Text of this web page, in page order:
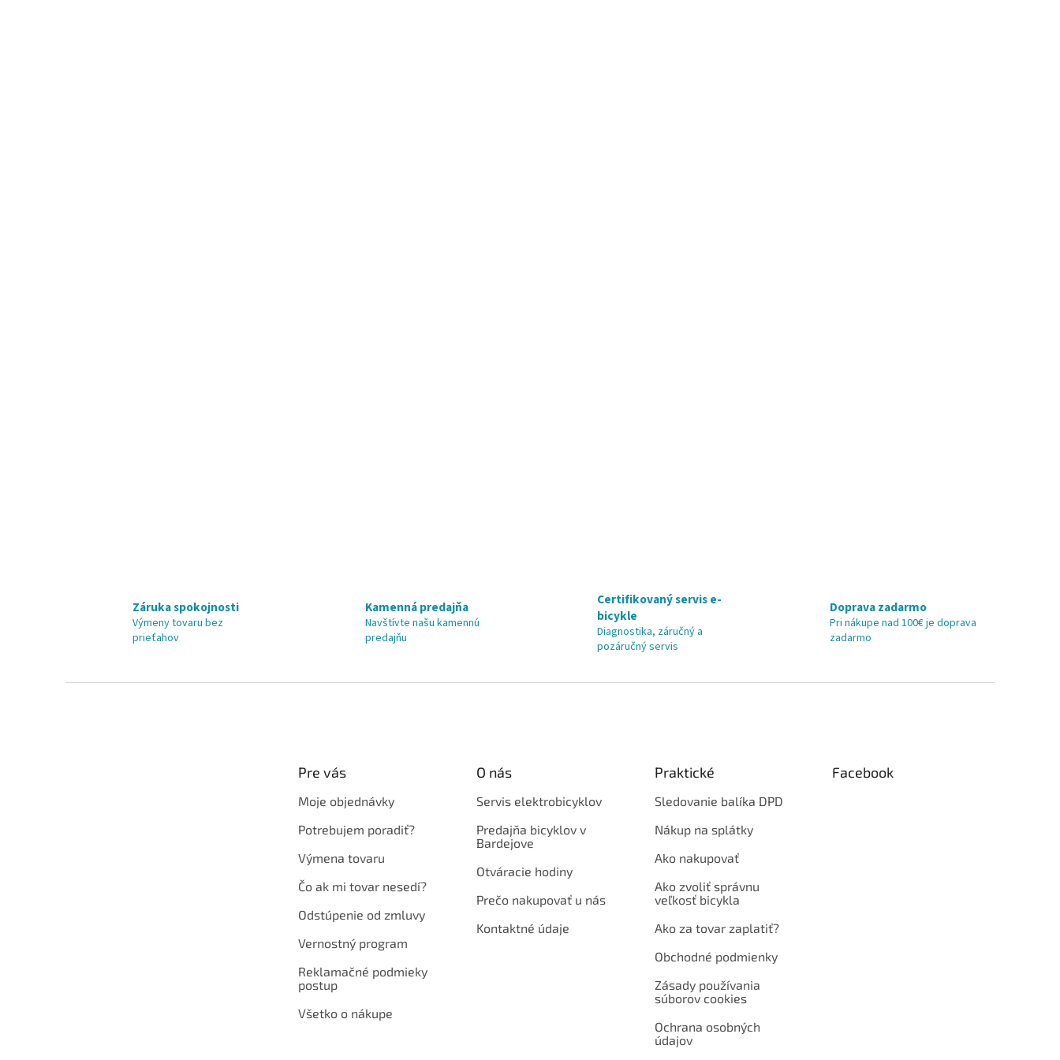
Záruka spokojnosti
Výmeny tovaru bez
prieťahov
Kamenná predajňa
Navštívte našu kamennú
predajňu
Certifikovaný servis e-
bicykle
Diagnostika, záručný a
pozáručný servis
Doprava zadarmo
Pri nákupe nad 100€ je doprava
zadarmo
Pre vás
Moje objednávky
Potrebujem poradiť?
Výmena tovaru
Čo ak mi tovar nesedí?
Odstúpenie od zmluvy
Vernostný program
Reklamačné podmieky
postup
Všetko o nákupe
O nás
Servis elektrobicyklov
Predajňa bicyklov v
Bardejove
Otváracie hodiny
Prečo nakupovať u nás
Kontaktné údaje
Praktické
Sledovanie balíka DPD
Nákup na splátky
Ako nakupovať
Ako zvoliť správnu
veľkosť bicykla
Ako za tovar zaplatiť?
Obchodné podmienky
Zásady používania
súborov cookies
Ochrana osobných
údajov
Facebook